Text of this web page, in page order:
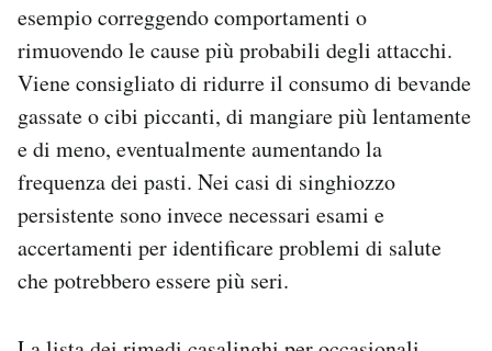
esempio correggendo comportamenti o
rimuovendo le cause più probabili degli attacchi.
Viene consigliato di ridurre il consumo di bevande
gassate o cibi piccanti, di mangiare più lentamente
e di meno, eventualmente aumentando la
frequenza dei pasti. Nei casi di singhiozzo
persistente sono invece necessari esami e
accertamenti per identificare problemi di salute
che potrebbero essere più seri.